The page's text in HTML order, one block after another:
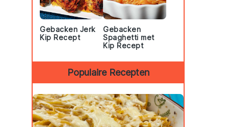
Gebacken Jerk
Kip Recept
Gebacken
Spaghetti met
Kip Recept
Populaire Recepten